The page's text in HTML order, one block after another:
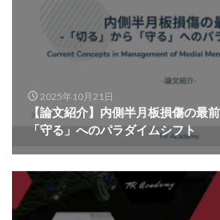
2025年10月21日
【論文紹介】内側半月板損傷の最
「守る」へのパラダイムシフト